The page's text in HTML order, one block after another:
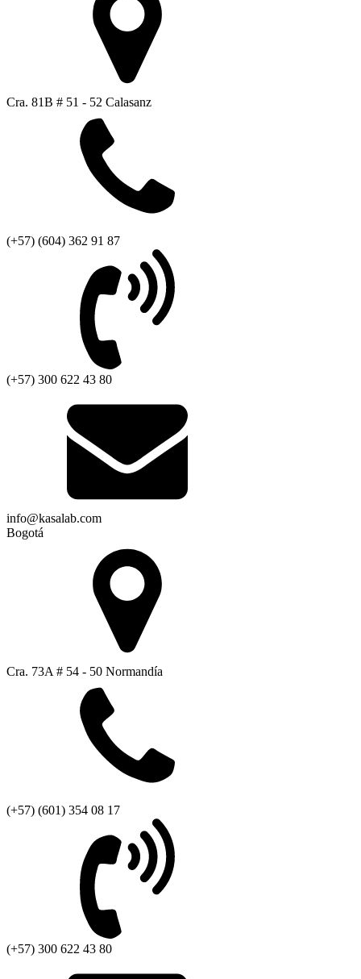
Cra. 81B # 51 - 52 Calasanz
(+57) (604) 362 91 87
(+57) 300 622 43 80
info@kasalab.com
Bogotá
Cra. 73A # 54 - 50 Normandía
(+57) (601) 354 08 17
(+57) 300 622 43 80